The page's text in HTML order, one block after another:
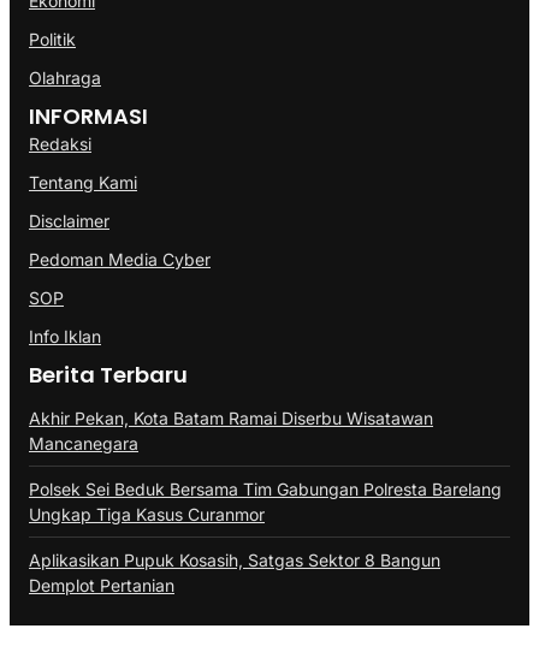
Politik
Olahraga
INFORMASI
Redaksi
Tentang Kami
Disclaimer
Pedoman Media Cyber
SOP
Info Iklan
Berita Terbaru
Akhir Pekan, Kota Batam Ramai Diserbu Wisatawan
Mancanegara
Polsek Sei Beduk Bersama Tim Gabungan Polresta Barelang
Ungkap Tiga Kasus Curanmor
Aplikasikan Pupuk Kosasih, Satgas Sektor 8 Bangun
Demplot Pertanian